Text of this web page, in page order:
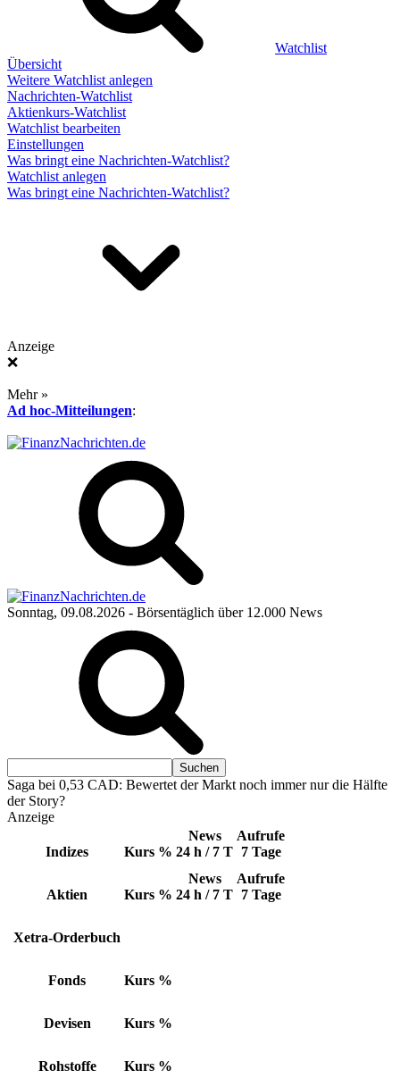
Watchlist
Übersicht
Weitere Watchlist anlegen
Nachrichten-Watchlist
Aktienkurs-Watchlist
Watchlist bearbeiten
Einstellungen
Was bringt eine Nachrichten-Watchlist?
Watchlist anlegen
Was bringt eine Nachrichten-Watchlist?
Anzeige
❌
Mehr »
Ad hoc-Mitteilungen:
Sonntag, 09.08.2026 - Börsentäglich über 12.000 News
Saga bei 0,53 CAD: Bewertet der Markt noch immer nur die Hälfte
der Story?
Anzeige
Indizes Kurs %
News
24 h / 7 T
Aufrufe
7 Tage
Aktien Kurs %
News
24 h / 7 T
Aufrufe
7 Tage
Xetra-Orderbuch
Fonds Kurs %
Devisen Kurs %
Rohstoffe Kurs %